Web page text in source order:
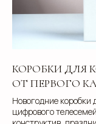
КОРОБКИ ДЛЯ
ОТ ПЕРВОГО
Новогодние коробки
цифрового